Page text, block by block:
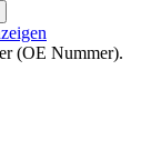
(OE Nummer).